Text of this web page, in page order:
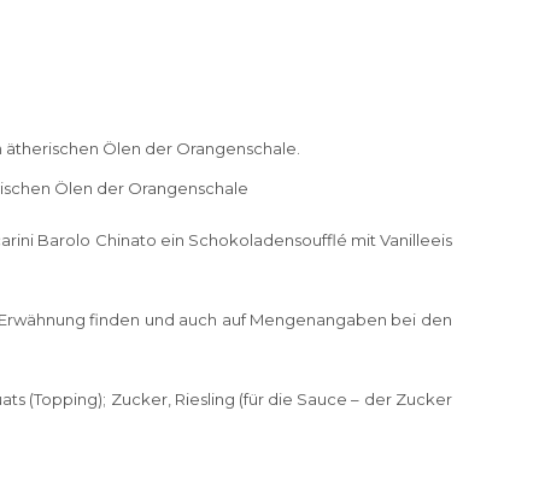
Ölen der Orangenschale.
Ölen der Orangenschale
Barolo Chinato ein Schokoladensoufflé mit Vanilleeis
finden und auch auf Mengenangaben bei den
(Topping); Zucker, Riesling (für die Sauce – der Zucker